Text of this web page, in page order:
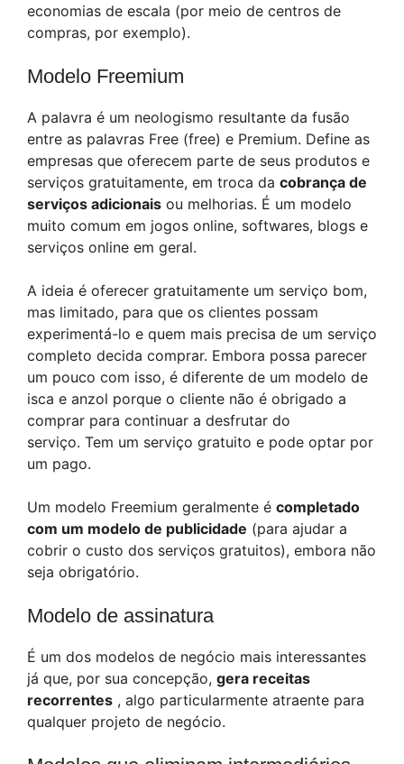
economias de escala (por meio de centros de
compras, por exemplo).
Modelo Freemium
A palavra é um neologismo resultante da fusão
entre as palavras Free (free) e Premium. Define as
empresas que oferecem parte de seus produtos e
serviços gratuitamente, em troca da cobrança de
serviços adicionais ou melhorias. É um modelo
muito comum em jogos online, softwares, blogs e
serviços online em geral.
A ideia é oferecer gratuitamente um serviço bom,
mas limitado, para que os clientes possam
experimentá-lo e quem mais precisa de um serviço
completo decida comprar. Embora possa parecer
um pouco com isso, é diferente de um modelo de
isca e anzol porque o cliente não é obrigado a
comprar para continuar a desfrutar do
serviço. Tem um serviço gratuito e pode optar por
um pago.
Um modelo Freemium geralmente é completado
com um modelo de publicidade (para ajudar a
cobrir o custo dos serviços gratuitos), embora não
seja obrigatório.
Modelo de assinatura
É um dos modelos de negócio mais interessantes
já que, por sua concepção, gera receitas
recorrentes , algo particularmente atraente para
qualquer projeto de negócio.